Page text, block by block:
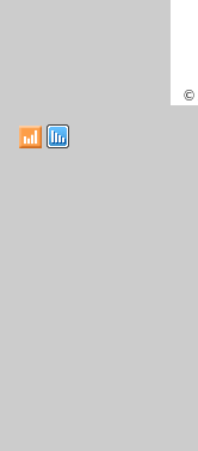
©